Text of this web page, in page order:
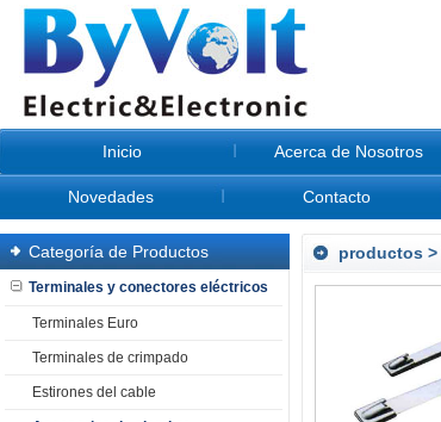
Inicio Acerca de Nosotros
Novedades Contacto
Categoría de Productos
Terminales y conectores eléctricos
Terminales Euro
Terminales de crimpado
Estirones del cable
productos >